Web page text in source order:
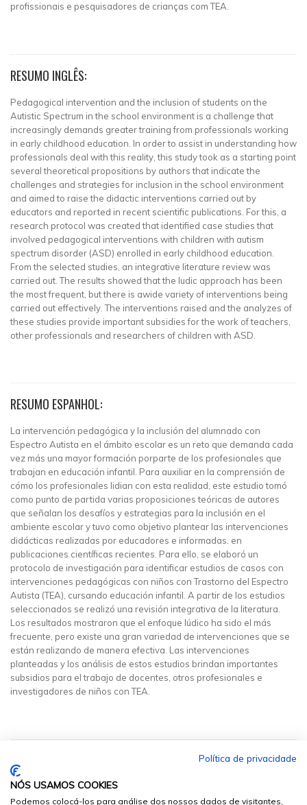
profissionais e pesquisadores de crianças com TEA.
RESUMO INGLÊS:
Pedagogical intervention and the inclusion of students on the
Autistic Spectrum in the school environment is a challenge that
increasingly demands greater training from professionals working
in early childhood education. In order to assist in understanding how
professionals deal with this reality, this study took as a starting point
several theoretical propositions by authors that indicate the
challenges and strategies for inclusion in the school environment
and aimed to raise the didactic interventions carried out by
educators and reported in recent scientific publications. For this, a
research protocol was created that identified case studies that
involved pedagogical interventions with children with autism
spectrum disorder (ASD) enrolled in early childhood education.
From the selected studies, an integrative literature review was
carried out. The results showed that the ludic approach has been
the most frequent, but there is awide variety of interventions being
carried out effectively. The interventions raised and the analyzes of
these studies provide important subsidies for the work of teachers,
other professionals and researchers of children with ASD.
RESUMO ESPANHOL:
La intervención pedagógica y la inclusión del alumnado con
Espectro Autista en el ámbito escolar es un reto que demanda cada
vez más una mayor formación porparte de los profesionales que
trabajan en educación infantil. Para auxiliar en la comprensión de
cómo los profesionales lidian con esta realidad, este estudio tomó
como punto de partida varias proposiciones teóricas de autores
que señalan los desafíos y estrategias para la inclusión en el
ambiente escolar y tuvo como objetivo plantear las intervenciones
didácticas realizadas por educadores e informadas. en
publicaciones científicas recientes. Para ello, se elaboró un
protocolo de investigación para identificar estudios de casos con
intervenciones pedagógicas con niños con Trastorno del Espectro
Autista (TEA), cursando educación infantil. A partir de los estudios
seleccionados se realizó una revisión integrativa de la literatura.
Los resultados mostraron que el enfoque lúdico ha sido el más
frecuente, pero existe una gran variedad de intervenciones que se
están realizando de manera efectiva. Las intervenciones
planteadas y los análisis de estos estudios brindan importantes
subsidios para el trabajo de docentes, otros profesionales e
investigadores de niños con TEA.
Política de privacidade
NÓS USAMOS COOKIES
Podemos colocá-los para análise dos nossos dados de visitantes,